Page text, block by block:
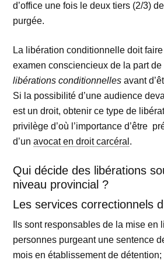
d’office une fois le deux tiers (2/3)
purgée.
La libération conditionnelle doit faire
examen consciencieux de la part de
libérations conditionnelles avant
Si la possibilité d’une audience
est un droit, obtenir ce type de
privilège d’où l’importance d’être
d’unavocat en droit carcéral .
Qui décide des libérations
niveau provincial ?
Les services correctionnels
Ils sont responsables de la mise en
personnes purgeant une sentence
mois en établissement de détention;